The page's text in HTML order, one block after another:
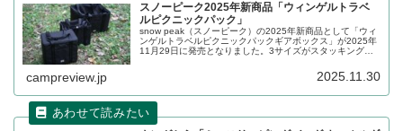
スノーピーク2025年新商品「ウィンゲルトラベ
ルピクニックパック」
snow peak（スノーピーク）の2025年新商品として「ウィ
ンゲルトラベルピクニックパックギアボックス」が2025年
11月29日に発売となりました。3サイズがスタッキングで
グ1つとサブバッグ2つのセットコンポーネントとなってい
campreview.jp 2025.11.30